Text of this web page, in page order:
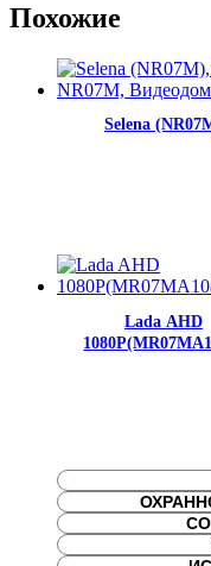
Похожие
Selena
Lada AHD